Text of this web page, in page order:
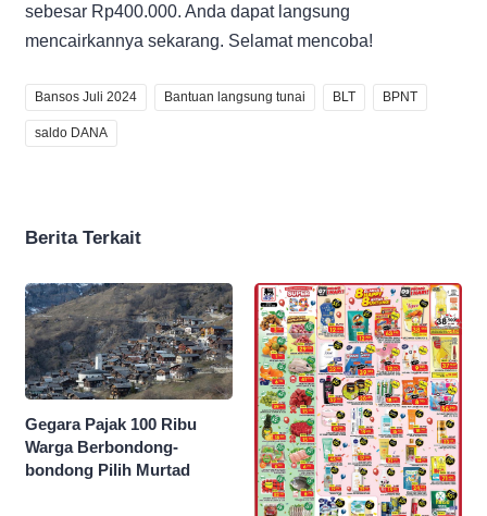
sebesar Rp400.000. Anda dapat langsung
mencairkannya sekarang. Selamat mencoba!
Bansos Juli 2024 Bantuan langsung tunai BLT BPNT
saldo DANA
Berita Terkait
Gegara Pajak 100 Ribu
Warga Berbondong-
bondong Pilih Murtad